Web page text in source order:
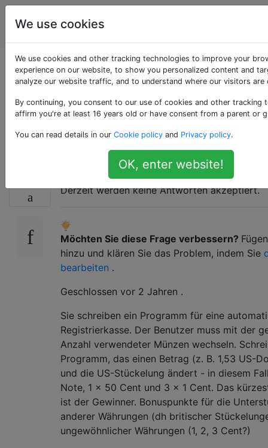
Programmierrätsel
& Code Golf
Änderung
ausarbeiten
[geschlossen]
Geschlossen. Diese Frage erfordertDetails
Derzeit werden keine Antworten akzeptiert.
Möchten Sie diese Frage verbessern?
hinzu und klären Sie das Problem, indem Sie
bearbeiten .
Geschlossen vor 2 Jahren .
Sie schreiben ein Programm für eine
Registrierkasse. Der Benutzer muss mit der
Anzahl verwendeter Münzen wechseln.
Programm, das einen Betrag (z. B. 1,53 US-
und die US-Stückelung ändert - in diesem
Note, 1 x 50 Cent und 3 x 1 Cent. Das
ist der Gewinner. Bonuspunkte für die
anderer Währungen (dh britischer
ungewöhnlicher Währungen (1, 2, 3 Cent?)
We use cookies
We use cookies and other tracking technologies to improve your
experience on our website, to show you personalized content and
analyze our website traffic, and to understand where our visitors are
By continuing, you consent to our use of cookies and other tracking
affirm you're at least 16 years old or have consent from a parent or
You can read details in our Cookie policy and Privacy policy.
OK, enter website!